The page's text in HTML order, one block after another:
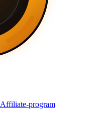
Affiliate-program